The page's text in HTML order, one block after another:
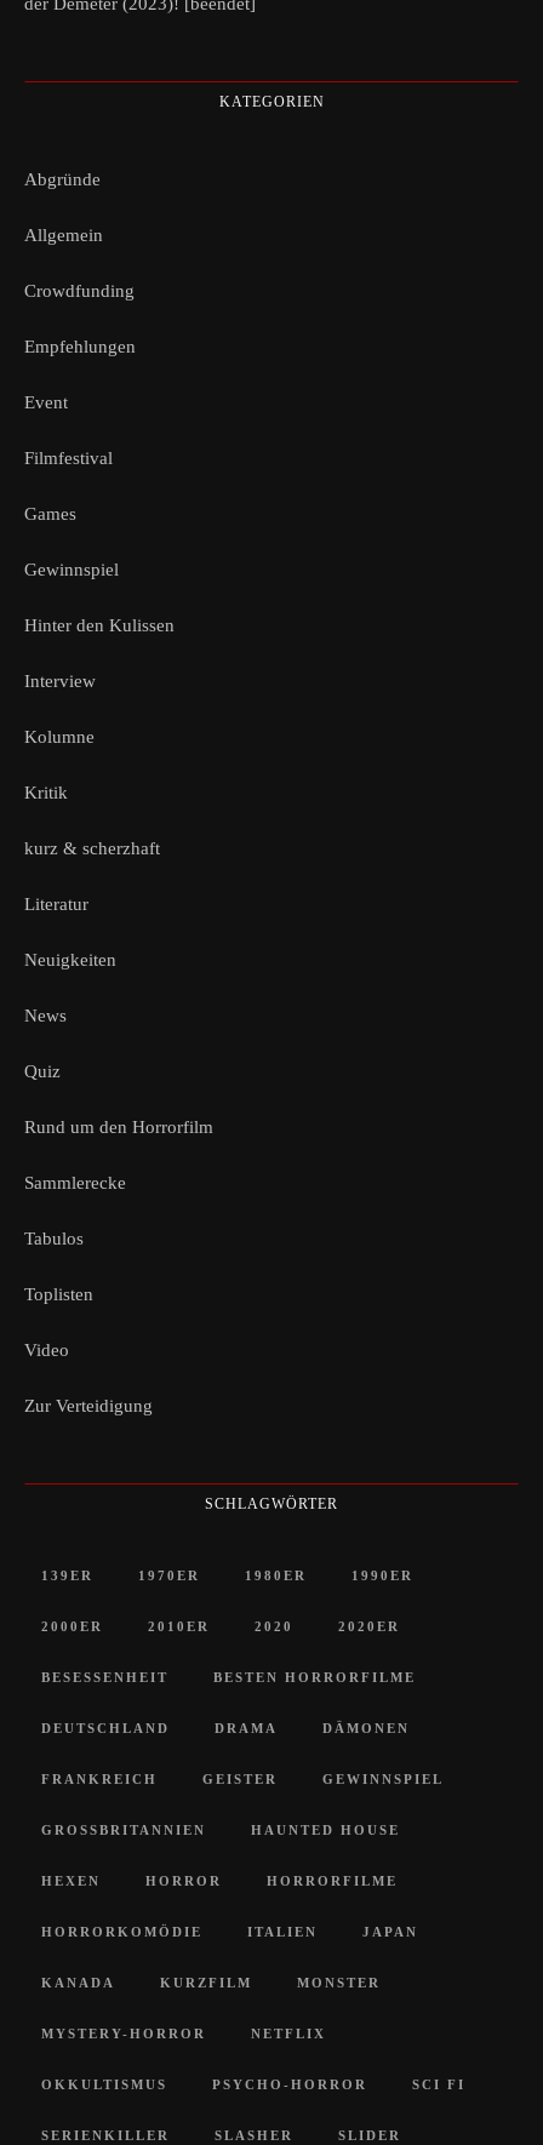
KATEGORIEN
Abgründe
Allgemein
Crowdfunding
Empfehlungen
Event
Filmfestival
Games
Gewinnspiel
Hinter den Kulissen
Interview
Kolumne
Kritik
kurz & scherzhaft
Literatur
Neuigkeiten
News
Quiz
Rund um den Horrorfilm
Sammlerecke
Tabulos
Toplisten
Video
Zur Verteidigung
SCHLAGWÖRTER
139ER 1970ER 1980ER 1990ER
2000ER 2010ER 2020 2020ER
BESESSENHEIT BESTEN HORRORFILME
DEUTSCHLAND DRAMA DÄMONEN
FRANKREICH GEISTER GEWINNSPIEL
GROSSBRITANNIEN HAUNTED HOUSE
HEXEN HORROR HORRORFILME
HORRORKOMÖDIE ITALIEN JAPAN
KANADA KURZFILM MONSTER
MYSTERY-HORROR NETFLIX
OKKULTISMUS PSYCHO-HORROR SCI FI
SERIENKILLER SLASHER SLIDER